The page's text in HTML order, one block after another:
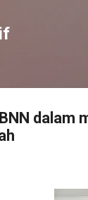
dalam